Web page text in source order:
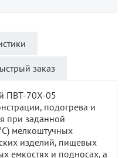
заказ
ПВТ-70Х-05
подогрева и
при заданной
мелкоштучных
изделий, пищевых
емкостях и подносах, а